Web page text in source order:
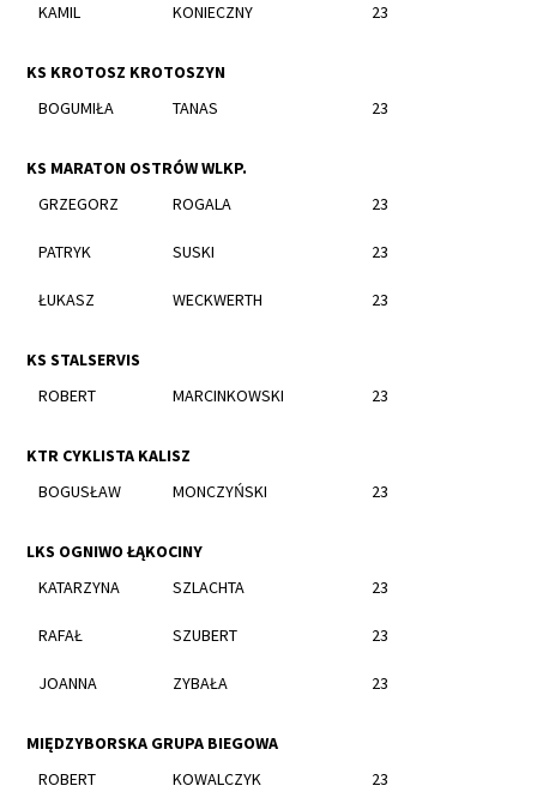
KAMIL KONIECZNY 23
KS KROTOSZ KROTOSZYN
BOGUMIŁA
TANAS 23
KS MARATON OSTRÓW WLKP.
GRZEGORZ
ROGALA 23
PATRYK SUSKI 23
ŁUKASZ WECKWERTH 23
KS STALSERVIS
ROBERT
MARCINKOWSKI 23
KTR CYKLISTA KALISZ
BOGUSŁAW
MONCZYŃSKI 23
LKS OGNIWO ŁĄKOCINY
KATARZYNA
SZLACHTA 23
RAFAŁ SZUBERT 23
JOANNA ZYBAŁA 23
MIĘDZYBORSKA GRUPA BIEGOWA
ROBERT
KOWALCZYK 23